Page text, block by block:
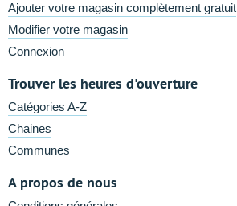
Ajouter votre magasin complètement gratuit
Modifier votre magasin
Connexion
Trouver les heures d'ouverture
Catégories A-Z
Chaines
Communes
A propos de nous